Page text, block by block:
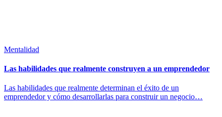
Mentalidad
Las habilidades que realmente construyen a un emprendedor
Las habilidades que realmente determinan el éxito de un
emprendedor y cómo desarrollarlas para construir un negocio…